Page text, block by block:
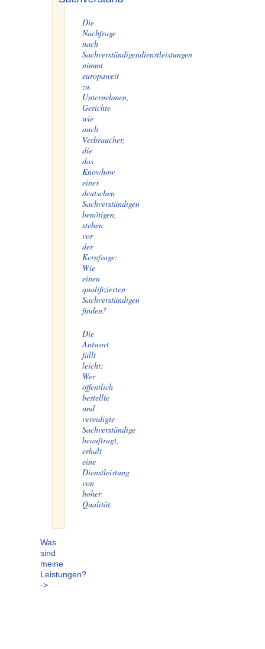
Die
Nachfrage
nach
Sachverständigendienstleistungen
nimmt
europaweit
zu.
Unternehmen,
Gerichte
wie
auch
Verbraucher,
die
das
Knowhow
eines
deutschen
Sachverständigen
benötigen,
stehen
vor
der
Kernfrage:
Wie
einen
qualifizierten
Sachverständigen
finden?
Die
Antwort
fällt
leicht:
Wer
öffentlich
bestellte
und
vereidigte
Sachverständige
beauftragt,
erhält
eine
Dienstleistung
von
hoher
Qualität.
Was
sind
meine
Leistungen?
->